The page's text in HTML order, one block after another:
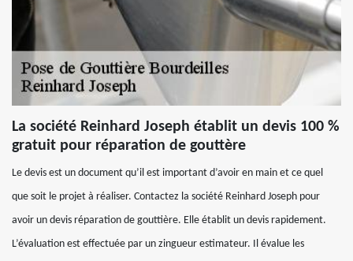
La société Reinhard Joseph établit un devis 100 %
gratuit pour réparation de gouttère
Le devis est un document qu’il est important d’avoir en main et ce quel
que soit le projet à réaliser. Contactez la société Reinhard Joseph pour
avoir un devis réparation de gouttière. Elle établit un devis rapidement.
L’évaluation est effectuée par un zingueur estimateur. Il évalue les